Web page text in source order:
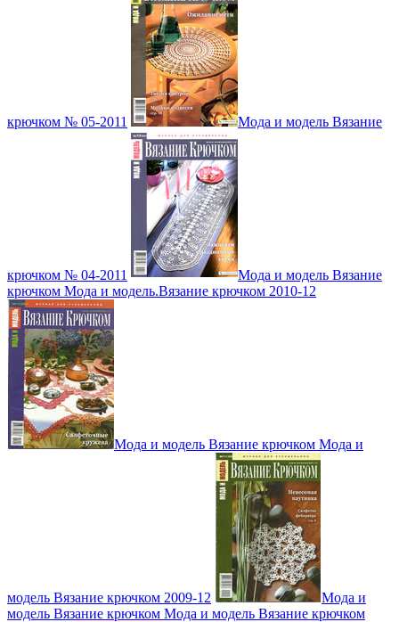
крючком № 05-2011 Мода и модель Вязание
крючком № 04-2011
Мода и модель Вязание
крючком Мода и модель.Вязание крючком 2010-12
Мода и модель Вязание крючком Мода и
модель Вязание крючком 2009-12
Мода и
модель Вязание крючком Мода и модель Вязание крючком